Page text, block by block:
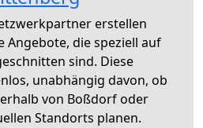
erstellen
Angebote, die speziell auf
sind. Diese
unabhängig davon, ob
von Boßdorf oder
Standorts planen.